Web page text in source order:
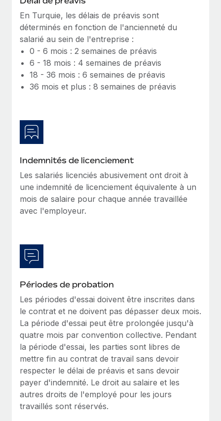
Création d’entité
Établissez des entités rapidement et en toute
conformité
Mobilité et déménagement international
Organisez facilement le déménagement de vos
employés
l’international, le recrutement sans changer de
plateforme
Impact Les clients BambooHR peuvent désormais
embaucher et gérer les employés internationaux...
En savoir plus
Explorer le blog
Mises à jour des produits de Remote :
Intégrations Gusto et Xero et Gestion des
freelances Plus
En savoir plus
Comment Phiture gère ses 55 employés
répartis dans 19 pays grâce à Remote
Phiture, un leader notable du conseil en matière de
croissance mobile internationale, encourage les...
En Turquie, les délais de préavis sont
déterminés en fonction de l'ancienneté du
salarié au sein de l'entreprise :
0 - 6 mois : 2 semaines de préavis
6 - 18 mois : 4 semaines de préavis
18 - 36 mois : 6 semaines de préavis
36 mois et plus : 8 semaines de préavis
Indemnités de licenciement
Les salariés licenciés abusivement ont droit à
une indemnité de licenciement équivalente à un
mois de salaire pour chaque année travaillée
avec l'employeur.
Périodes de probation
Les périodes d'essai doivent être inscrites dans
le contrat et ne doivent pas dépasser deux mois.
La période d'essai peut être prolongée jusqu'à
quatre mois par convention collective. Pendant
la période d'essai, les parties sont libres de
mettre fin au contrat de travail sans devoir
respecter le délai de préavis et sans devoir
payer d'indemnité. Le droit au salaire et les
autres droits de l'employé pour les jours
travaillés sont réservés.